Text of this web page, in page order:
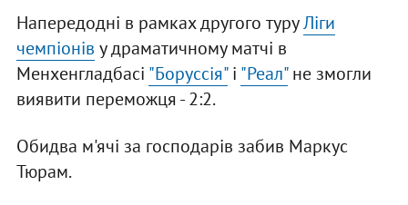
Напередодні в рамках другого туруЛіги
чемпіонів у драматичному матчі в
Менхенгладбасі "Боруссія"і "Реал"не змогли
виявити переможця - 2:2.
Обидва м'ячі за господарів забив Маркус
Тюрам.